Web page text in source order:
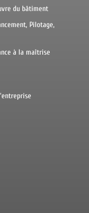
du bâtiment
Pilotage,
à la maîtrise